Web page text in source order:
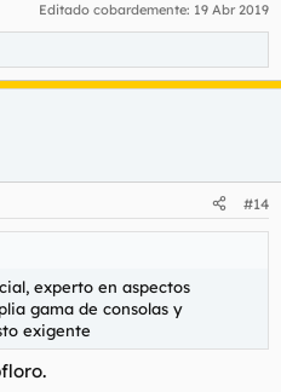
Editado cobardemente: 19 Abr 2019
#14
experto en aspectos
gama de consolas y
exigente